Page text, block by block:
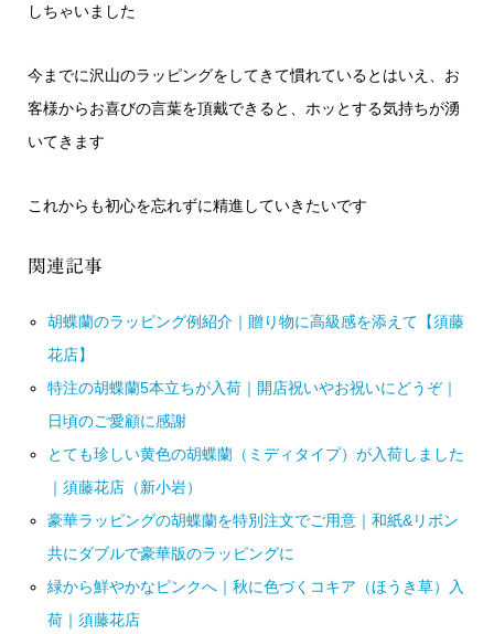
しちゃいました
今までに沢山のラッピングをしてきて慣れているとはいえ、お
客様からお喜びの言葉を頂戴できると、ホッとする気持ちが湧
いてきます
これからも初心を忘れずに精進していきたいです
関連記事
胡蝶蘭のラッピング例紹介｜贈り物に高級感を添えて【須藤
花店】
特注の胡蝶蘭5本立ちが入荷｜開店祝いやお祝いにどうぞ｜
日頃のご愛顧に感謝
とても珍しい黄色の胡蝶蘭（ミディタイプ）が入荷しました
｜須藤花店（新小岩）
豪華ラッピングの胡蝶蘭を特別注文でご用意｜和紙&リボン
共にダブルで豪華版のラッピングに
緑から鮮やかなピンクへ｜秋に色づくコキア（ほうき草）入
荷｜須藤花店